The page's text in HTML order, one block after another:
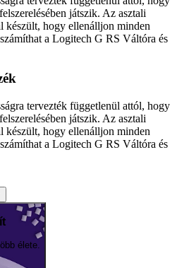
játszik. Az asztali
készült, hogy ellenálljon minden
a Logitech G RS Váltóra és
tervezték függetlenül attól, hogy
játszik. Az asztali
készült, hogy ellenálljon minden
a Logitech G RS Váltóra és
élete.